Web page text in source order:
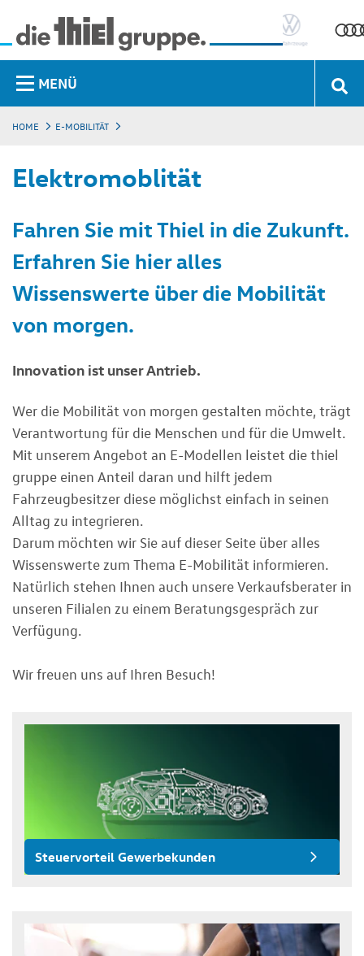
MENÜ
HOME E-MOBILITÄT
Elektromoblität
Fahren Sie mit Thiel in die Zukunft.
Erfahren Sie hier alles
Wissenswerte über die Mobilität
von morgen.
Innovation ist unser Antrieb.
Wer die Mobilität von morgen gestalten möchte, trägt
Verantwortung für die Menschen und für die Umwelt.
Mit unserem Angebot an E-Modellen leistet die thiel
gruppe einen Anteil daran und hilft jedem
Fahrzeugbesitzer diese möglichst einfach in seinen
Alltag zu integrieren.
Darum möchten wir Sie auf dieser Seite über alles
Wissenswerte zum Thema E-Mobilität informieren.
Natürlich stehen Ihnen auch unsere Verkaufsberater in
unseren Filialen zu einem Beratungsgespräch zur
Verfügung.
Wir freuen uns auf Ihren Besuch!
Steuervorteil Gewerbekunden